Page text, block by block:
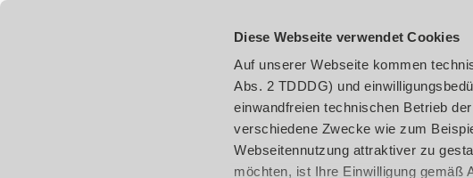
Diese Webseite verwendet Cookies
Auf unserer Webseite kommen
Abs. 2 TDDDG) und
einwandfreien technischen Betrieb
verschiedene Zwecke wie zum
Webseitennutzung attraktiver zu
möchten, ist Ihre Einwilligung gemäß